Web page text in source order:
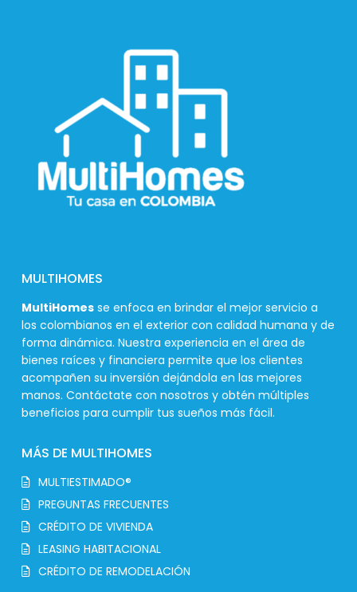
MULTIHOMES
MultiHomes se enfoca en brindar el mejor servicio a
los colombianos en el exterior con calidad humana y de
forma dinámica. Nuestra experiencia en el área de
bienes raíces y financiera permite que los clientes
acompañen su inversión dejándola en las mejores
manos. Contáctate con nosotros y obtén múltiples
beneficios para cumplir tus sueños más fácil.
MÁS DE MULTIHOMES
MULTIESTIMADO®
PREGUNTAS FRECUENTES
CRÉDITO DE VIVIENDA
LEASING HABITACIONAL
CRÉDITO DE REMODELACIÓN